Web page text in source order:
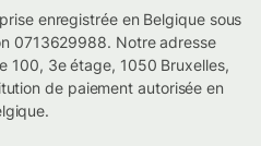
enregistrée en Belgique sous
0713629988. Notre adresse
100, 3e étage, 1050 Bruxelles,
de paiement autorisée en